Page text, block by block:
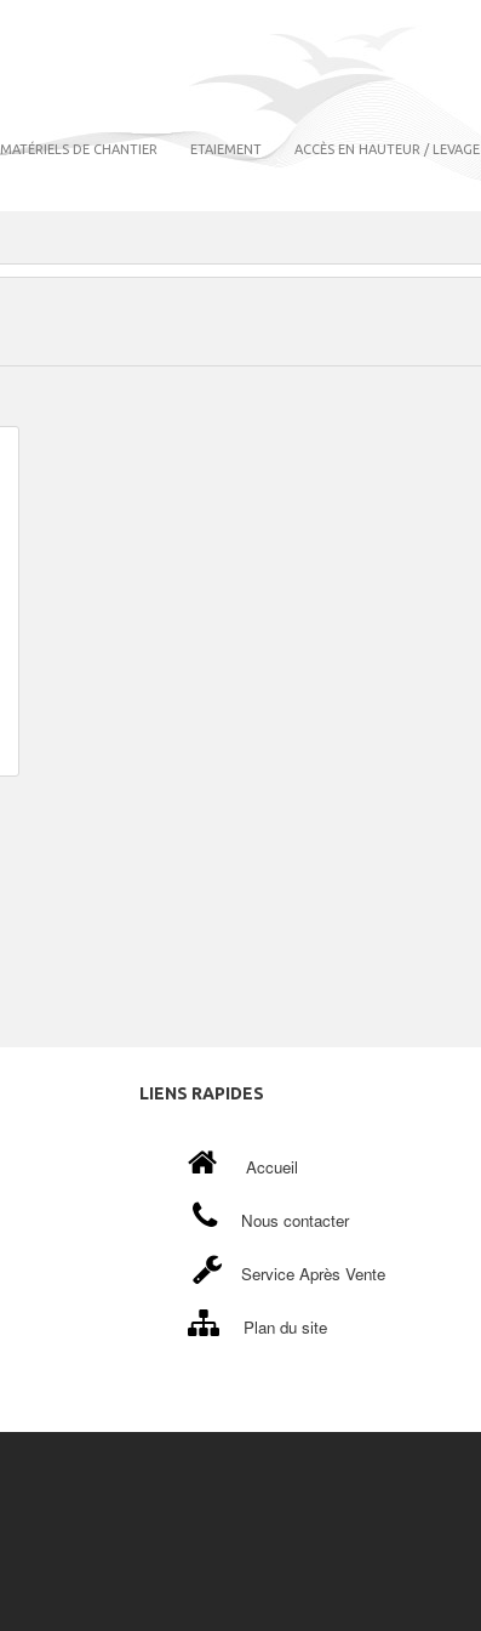
MATÉRIELS DE CHANTIER ETAIEMENT ACCÈS EN HAUTEUR / LEVAGE
LIENS RAPIDES
Accueil
Nous contacter
Service Après Vente
Plan du site